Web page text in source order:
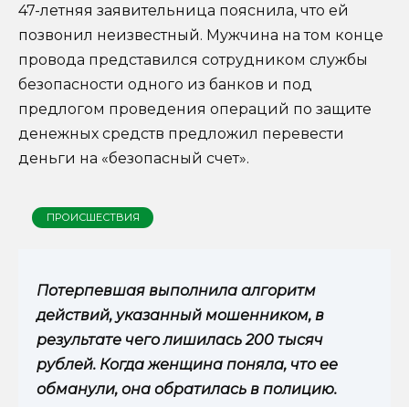
47-летняя заявительница пояснила, что ей
позвонил неизвестный. Мужчина на том конце
провода представился сотрудником службы
безопасности одного из банков и под
предлогом проведения операций по защите
денежных средств предложил перевести
деньги на «безопасный счет».
ПРОИСШЕСТВИЯ
Потерпевшая выполнила алгоритм
действий, указанный мошенником, в
результате чего лишилась 200 тысяч
рублей. Когда женщина поняла, что ее
обманули, она обратилась в полицию.